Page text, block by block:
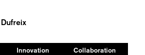
Innovation
Collaboration